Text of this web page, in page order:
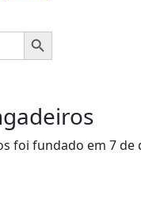
Ir
foi fundado em 7